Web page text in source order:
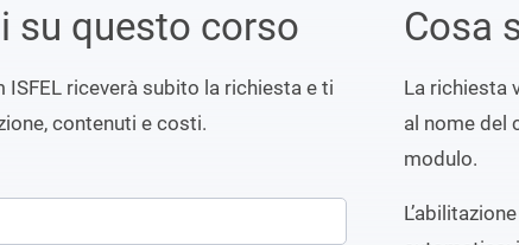
su questo corso
riceverà subito la richiesta e ti
contenuti e costi.
Cosa
La richiesta
al nome del
modulo.